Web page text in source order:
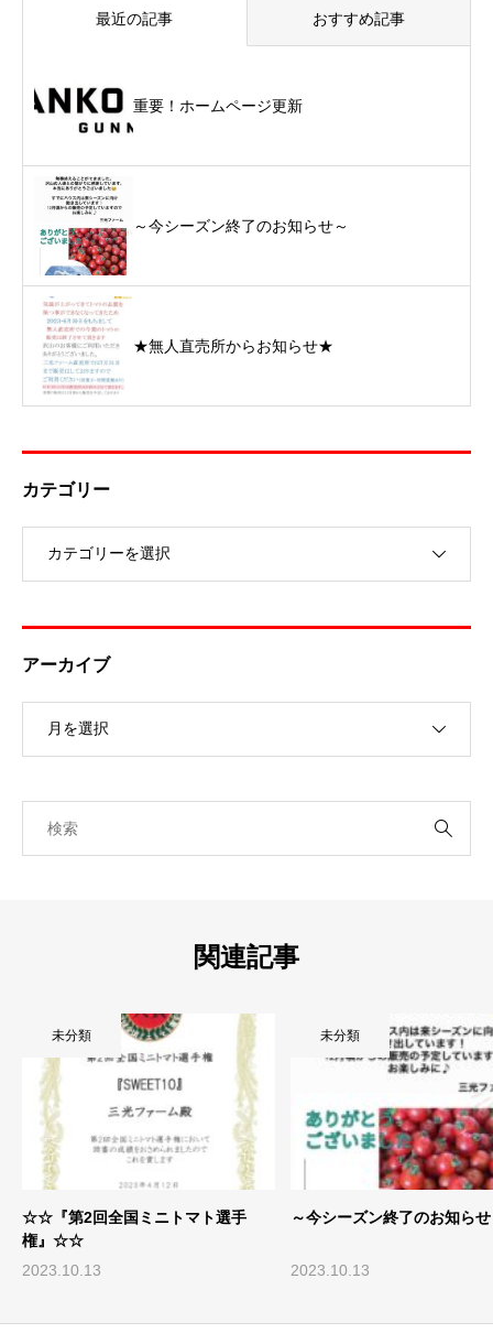
最近の記事 おすすめ記事
重要！ホームページ更新
～今シーズン終了のお知らせ～
★無人直売所からお知らせ★
カテゴリー
アーカイブ
関連記事
☆☆『第2回全国ミニトマト選手
権』☆☆
2023.10.13
未分類
～今シーズン終了のお知ら
2023.10.13
未分類